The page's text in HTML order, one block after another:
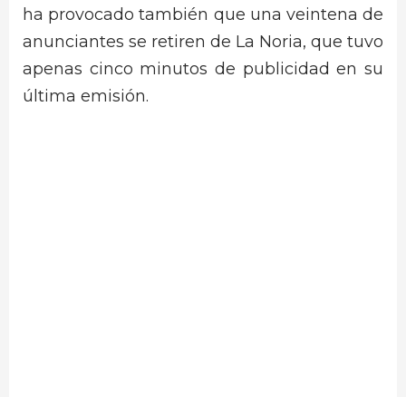
ha provocado también que una veintena de
anunciantes se retiren de La Noria, que tuvo
apenas cinco minutos de publicidad en su
última emisión.